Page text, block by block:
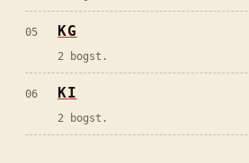
05 KG
2 bogst.
06 KI
2 bogst.